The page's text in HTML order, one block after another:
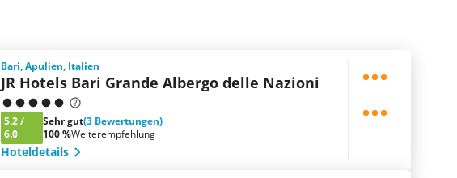
Bari, Apulien, Italien
JR Hotels Bari Grande Albergo delle Nazioni
5.2/
6.0
Sehr gut(3 Bewertungen)
100 %Weiterempfehlung
Hoteldetails